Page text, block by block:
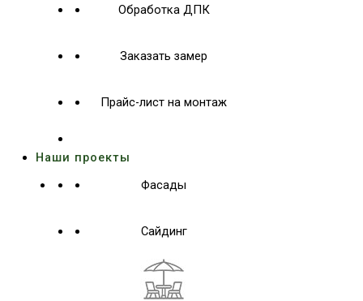
Обработка ДПК
Заказать замер
Прайс-лист на монтаж
Наши проекты
Фасады
Сайдинг